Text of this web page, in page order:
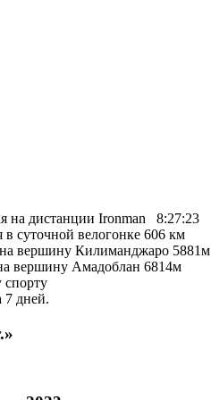
на дистанции Ironman 8:27:23
суточной велогонке 606 км
вершину Килиманджаро 5881м
вершину Амадоблан 6814м
спорту
7 дней.